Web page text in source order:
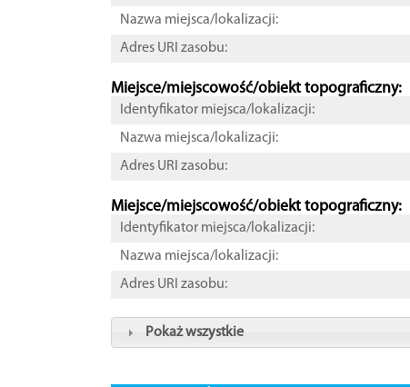
Nazwa miejsca/lokalizacji:
Adres URI zasobu:
Miejsce/miejscowość/obiekt topograficzny:
Identyfikator miejsca/lokalizacji:
Nazwa miejsca/lokalizacji:
Adres URI zasobu:
Miejsce/miejscowość/obiekt topograficzny:
Identyfikator miejsca/lokalizacji:
Nazwa miejsca/lokalizacji:
Adres URI zasobu:
Pokaż wszystkie